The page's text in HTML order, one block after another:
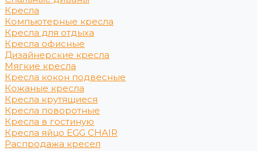
Кресла
Компьютерные кресла
Кресла для отдыха
Кресла офисные
Дизайнерские кресла
Мягкие кресла
Кресла кокон подвесные
Кожаные кресла
Кресла крутящиеся
Кресла поворотные
Кресла в гостиную
Кресла яйцо EGG CHAIR
Распродажа кресел